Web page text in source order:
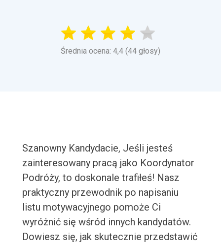
Średnia ocena: 4,4 (44 głosy)
Szanowny Kandydacie, Jeśli jesteś
zainteresowany pracą jako Koordynator
Podróży, to doskonale trafiłeś! Nasz
praktyczny przewodnik po napisaniu
listu motywacyjnego pomoże Ci
wyróżnić się wśród innych kandydatów.
Dowiesz się, jak skutecznie przedstawić